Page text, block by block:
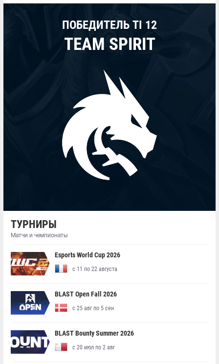
ПОБЕДИТЕЛЬ TI 12
TEAM SPIRIT
ТУРНИРЫ
Матчи и чемпионаты
Esports World Cup 2026
с 11 по 22 августа
BLAST Open Fall 2026
с 25 авг по 5 сен
BLAST Bounty Summer 2026
с 20 июл по 2 авг